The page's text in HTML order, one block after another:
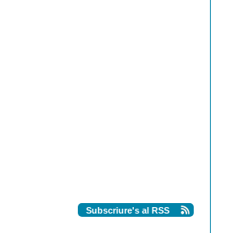
Subscriure's al RSS